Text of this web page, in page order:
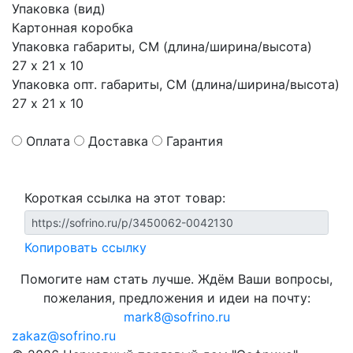
Упаковка (вид)
Картонная коробка
Упаковка габариты, СМ (длина/ширина/высота)
27 х 21 х 10
Упаковка опт. габариты, СМ (длина/ширина/высота)
27 х 21 х 10
Оплата Доставка Гарантия
Короткая ссылка на этот товар:
Копировать ссылку
Помогите нам стать лучше. Ждём Ваши вопросы,
пожелания, предложения и идеи на почту:
mark8@sofrino.ru
zakaz@sofrino.ru